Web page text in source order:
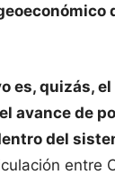
es, quizás,
avance de
del
entre